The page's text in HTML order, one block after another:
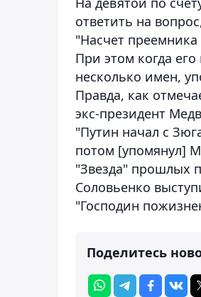
ответить на
"Насчет преемника
При этом когда
несколько имен,
Правда, как
экс-президент
"Путин начал с
потом [упомянул]
"Звезда" прошлых
Соловьенко
"Господин
Поделитесь